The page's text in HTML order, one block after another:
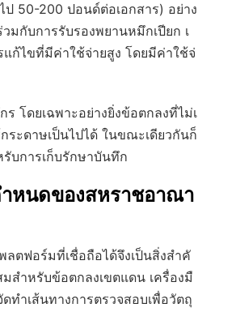
50-200 ปอนด์ต่อเอกสาร) อย่าง
กับการรับรองพยานหมึกเปียก เ
ก้ไขที่มีค่าใช้จ่ายสูง โดยมีค่าใช้จ่
โดยเฉพาะอย่างยิ่งข้อตกลงที่ไม่เ
ะดาษเป็นไปได้ ในขณะเดียวกันก็
บการเก็บรักษาบันทึก
หนดของสหราชอาณา
ตฟอร์มที่เชื่อถือได้จึงเป็นสิ่งสำคั
สำหรับข้อตกลงเขตแดน เครื่องมื
ำเส้นทางการตรวจสอบเพื่อวัตถุ